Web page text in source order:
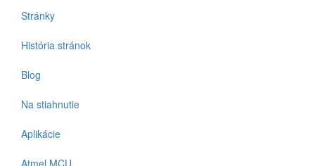
Stránky
História stránok
Blog
Na stiahnutie
Aplikácie
Atmel MCU